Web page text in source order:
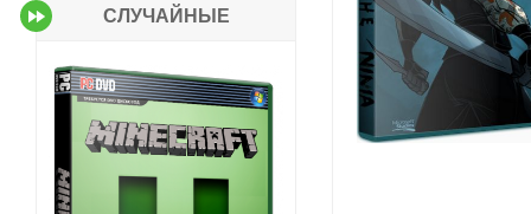
СЛУЧАЙНЫЕ